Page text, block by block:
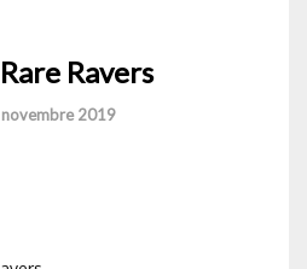
Ravers
2019